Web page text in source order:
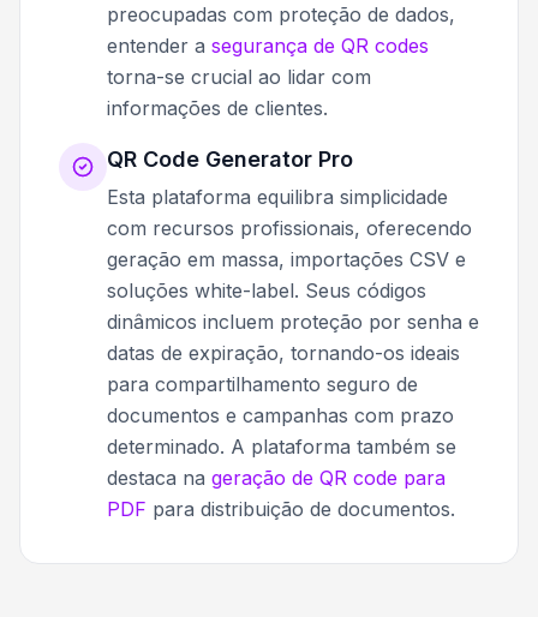
preocupadas com proteção de dados,
entender a segurança de QR codes
torna-se crucial ao lidar com
informações de clientes.
QR Code Generator Pro
Esta plataforma equilibra simplicidade
com recursos profissionais, oferecendo
geração em massa, importações CSV e
soluções white-label. Seus códigos
dinâmicos incluem proteção por senha e
datas de expiração, tornando-os ideais
para compartilhamento seguro de
documentos e campanhas com prazo
determinado. A plataforma também se
destaca na geração de QR code para
PDF para distribuição de documentos.